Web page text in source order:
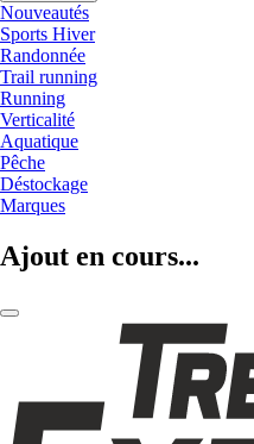
Nouveautés
Sports Hiver
Randonnée
Trail running
Running
Verticalité
Aquatique
Pêche
Déstockage
Marques
Ajout en cours...